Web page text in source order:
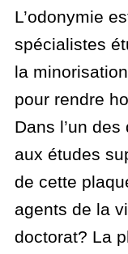
L’odonymie
spécialistes
la
pour rendre
Dans l’un
aux études
de cette
agents de la
doctorat? La